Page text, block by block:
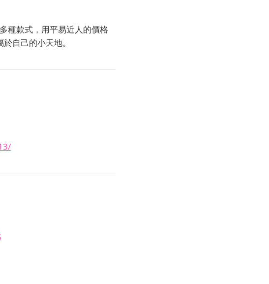
種款式，用平易近人的價格
自己的小天地。